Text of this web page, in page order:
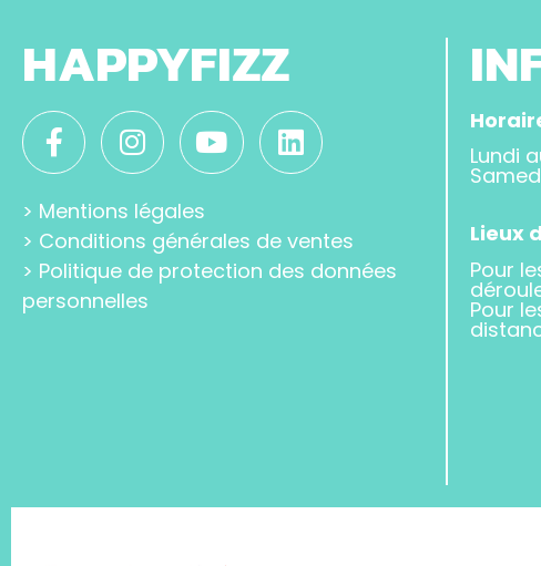
HAPPYFIZZ
> Mentions légales
> Conditions générales de ventes
> Politique de protection des données
personnelles
Lundi
Lieux
Pour
Pour